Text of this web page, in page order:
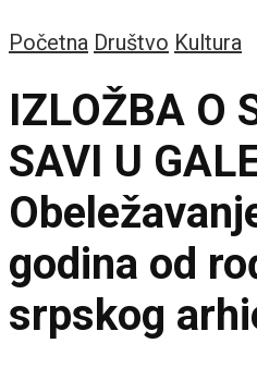
Početna Društvo Kultura
IZLOŽBA O
SAVI U
godina od
srpskog